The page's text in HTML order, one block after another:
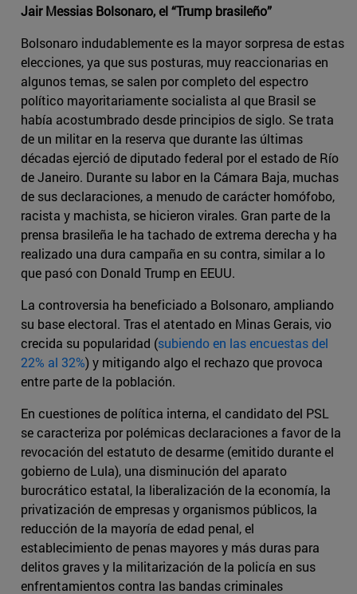
Jair Messias Bolsonaro, el “Trump brasileño”
Bolsonaro indudablemente es la mayor sorpresa de estas
elecciones, ya que sus posturas, muy reaccionarias en
algunos temas, se salen por completo del espectro
político mayoritariamente socialista al que Brasil se
había acostumbrado desde principios de siglo. Se trata
de un militar en la reserva que durante las últimas
décadas ejerció de diputado federal por el estado de Río
de Janeiro. Durante su labor en la Cámara Baja, muchas
de sus declaraciones, a menudo de carácter homófobo,
racista y machista, se hicieron virales. Gran parte de la
prensa brasileña le ha tachado de extrema derecha y ha
realizado una dura campaña en su contra, similar a lo
que pasó con Donald Trump en EEUU.
La controversia ha beneficiado a Bolsonaro, ampliando
su base electoral. Tras el atentado en Minas Gerais, vio
crecida su popularidad (subiendo en las encuestas del
22% al 32%) y mitigando algo el rechazo que provoca
entre parte de la población.
En cuestiones de política interna, el candidato del PSL
se caracteriza por polémicas declaraciones a favor de la
revocación del estatuto de desarme (emitido durante el
gobierno de Lula), una disminución del aparato
burocrático estatal, la liberalización de la economía, la
privatización de empresas y organismos públicos, la
reducción de la mayoría de edad penal, el
establecimiento de penas mayores y más duras para
delitos graves y la militarización de la policía en sus
enfrentamientos contra las bandas criminales